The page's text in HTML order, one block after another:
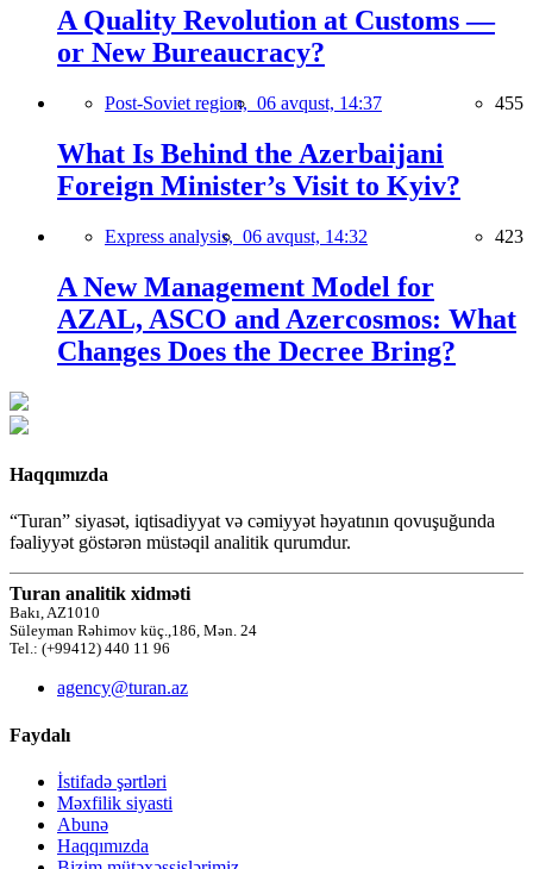
A Quality Revolution at Customs —
or New Bureaucracy?
Post-Soviet region, 06 avqust, 14:37 455
What Is Behind the Azerbaijani
Foreign Minister’s Visit to Kyiv?
Express analysis, 06 avqust, 14:32 423
A New Management Model for
AZAL, ASCO and Azercosmos: What
Changes Does the Decree Bring?
Haqqımızda
“Turan” siyasət, iqtisadiyyat və cəmiyyət həyatının qovuşuğunda
fəaliyyət göstərən müstəqil analitik qurumdur.
Turan analitik xidməti
Bakı, AZ1010
Süleyman Rəhimov küç.,186, Mən. 24
Tel.: (+99412) 440 11 96
agency@turan.az
Faydalı
İstifadə şərtləri
Məxfilik siyasti
Abunə
Haqqımızda